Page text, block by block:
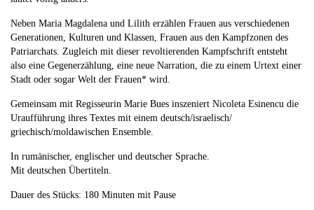
Neben Maria Magdalena und Lilith erzählen Frauen aus verschiedenen
Generationen, Kulturen und Klassen, Frauen aus den Kampfzonen des
Patriarchats. Zugleich mit dieser revoltierenden Kampfschrift entsteht
also eine Gegenerzählung, eine neue Narration, die zu einem Urtext einer
Stadt oder sogar Welt der Frauen* wird.
Gemeinsam mit Regisseurin Marie Bues inszeniert Nicoleta Esinencu die
Uraufführung ihres Textes mit einem deutsch/israelisch/
griechisch/moldawischen Ensemble.
In rumänischer, englischer und deutscher Sprache.
Mit deutschen Übertiteln.
Dauer des Stücks: 180 Minuten mit Pause